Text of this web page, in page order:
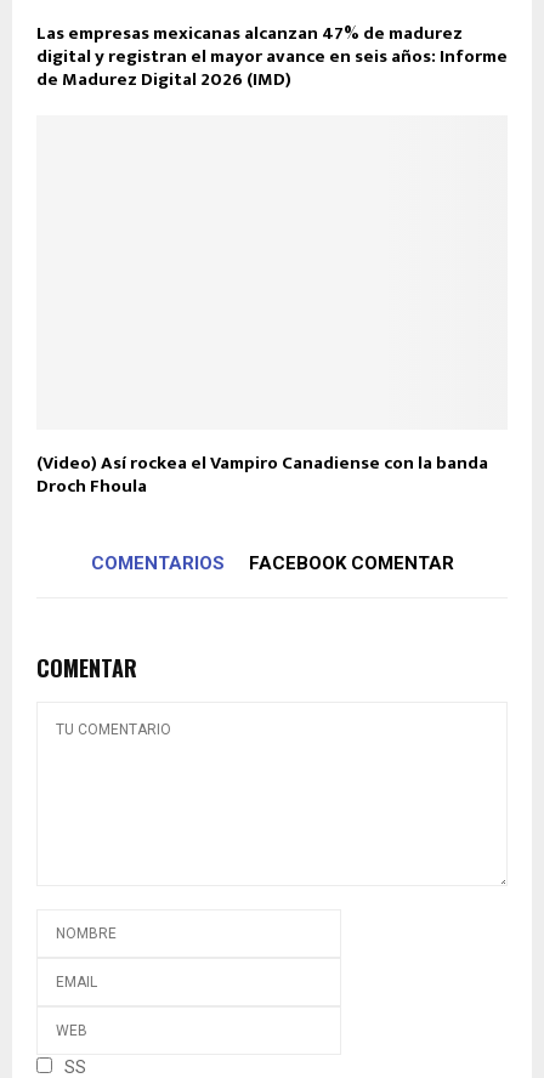
Las empresas mexicanas alcanzan 47% de madurez
digital y registran el mayor avance en seis años: Informe
de Madurez Digital 2026 (IMD)
(Video) Así rockea el Vampiro Canadiense con la banda
Droch Fhoula
COMENTARIOS FACEBOOK COMENTAR
COMENTAR
SS